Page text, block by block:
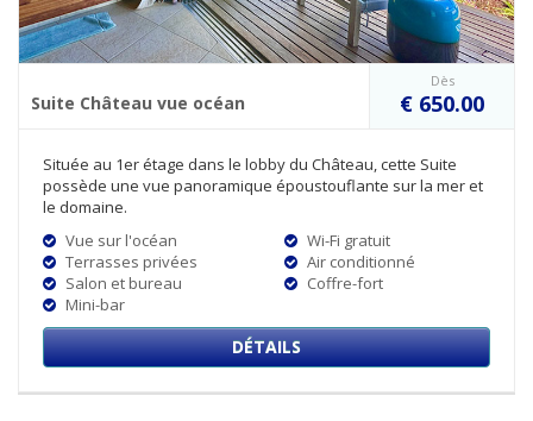
Suite Château vue océan
Dès
€ 650.00
Située au 1er étage dans le lobby du Château, cette Suite
possède une vue panoramique époustouflante sur la mer et
le domaine.
Vue sur l'océan
Terrasses privées
Salon et bureau
Mini-bar
Wi-Fi gratuit
Air conditionné
Coffre-fort
DÉTAILS